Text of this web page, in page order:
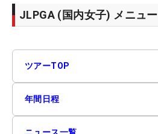
JLPGA (国内女子) メニュー
ツアーTOP
年間日程